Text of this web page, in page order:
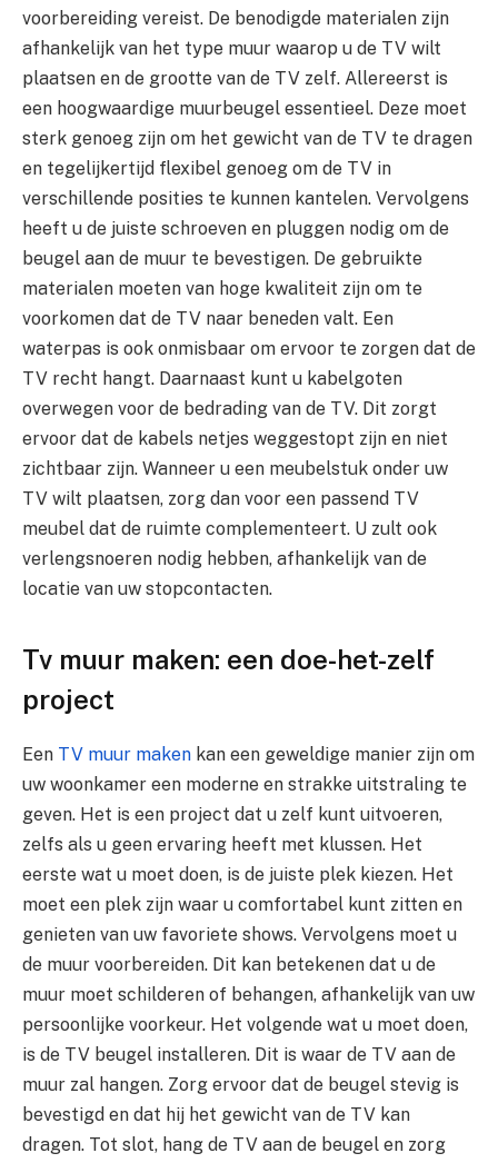
voorbereiding vereist. De benodigde materialen zijn
afhankelijk van het type muur waarop u de TV wilt
plaatsen en de grootte van de TV zelf. Allereerst is
een hoogwaardige muurbeugel essentieel. Deze moet
sterk genoeg zijn om het gewicht van de TV te dragen
en tegelijkertijd flexibel genoeg om de TV in
verschillende posities te kunnen kantelen. Vervolgens
heeft u de juiste schroeven en pluggen nodig om de
beugel aan de muur te bevestigen. De gebruikte
materialen moeten van hoge kwaliteit zijn om te
voorkomen dat de TV naar beneden valt. Een
waterpas is ook onmisbaar om ervoor te zorgen dat de
TV recht hangt. Daarnaast kunt u kabelgoten
overwegen voor de bedrading van de TV. Dit zorgt
ervoor dat de kabels netjes weggestopt zijn en niet
zichtbaar zijn. Wanneer u een meubelstuk onder uw
TV wilt plaatsen, zorg dan voor een passend TV
meubel dat de ruimte complementeert. U zult ook
verlengsnoeren nodig hebben, afhankelijk van de
locatie van uw stopcontacten.
Tv muur maken: een doe-het-zelf
project
Een TV muur maken kan een geweldige manier zijn om
uw woonkamer een moderne en strakke uitstraling te
geven. Het is een project dat u zelf kunt uitvoeren,
zelfs als u geen ervaring heeft met klussen. Het
eerste wat u moet doen, is de juiste plek kiezen. Het
moet een plek zijn waar u comfortabel kunt zitten en
genieten van uw favoriete shows. Vervolgens moet u
de muur voorbereiden. Dit kan betekenen dat u de
muur moet schilderen of behangen, afhankelijk van uw
persoonlijke voorkeur. Het volgende wat u moet doen,
is de TV beugel installeren. Dit is waar de TV aan de
muur zal hangen. Zorg ervoor dat de beugel stevig is
bevestigd en dat hij het gewicht van de TV kan
dragen. Tot slot, hang de TV aan de beugel en zorg